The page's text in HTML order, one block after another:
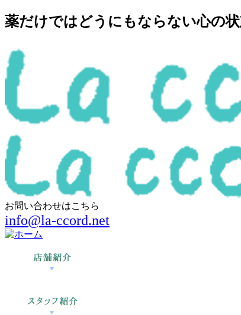
薬だけではどうにもならない心の
お問い合わせはこちら
info@la-ccord.net